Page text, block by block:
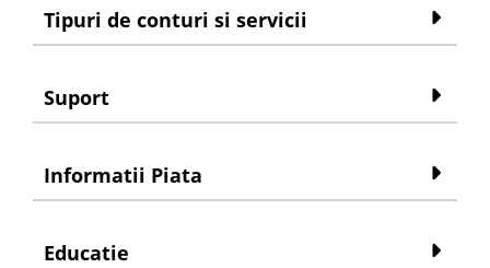
Tipuri de conturi si servicii
Suport
Informatii Piata
Educatie